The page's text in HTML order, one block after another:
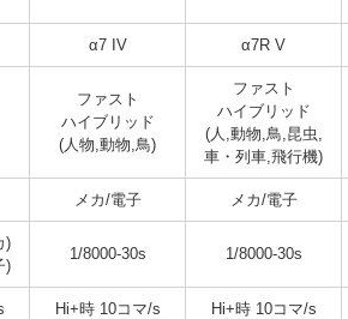
α7 IV α7R V
ファスト
ハイブリッド
(人物,動物,鳥)
ファスト
ハイブリッド
(人,動物,鳥,昆虫,
車・列車,飛行機)
メカ/電子 メカ/電子
)
)
1/8000-30s 1/8000-30s
Hi+時 10コマ/s Hi+時 10コマ/s